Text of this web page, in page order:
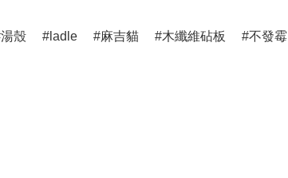
湯殼 ladle 麻吉貓 木纖維砧板 不發霉